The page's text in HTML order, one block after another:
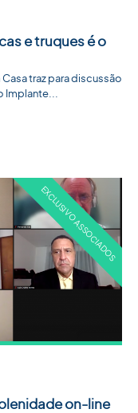
e truques é o
traz para discussão
on-line